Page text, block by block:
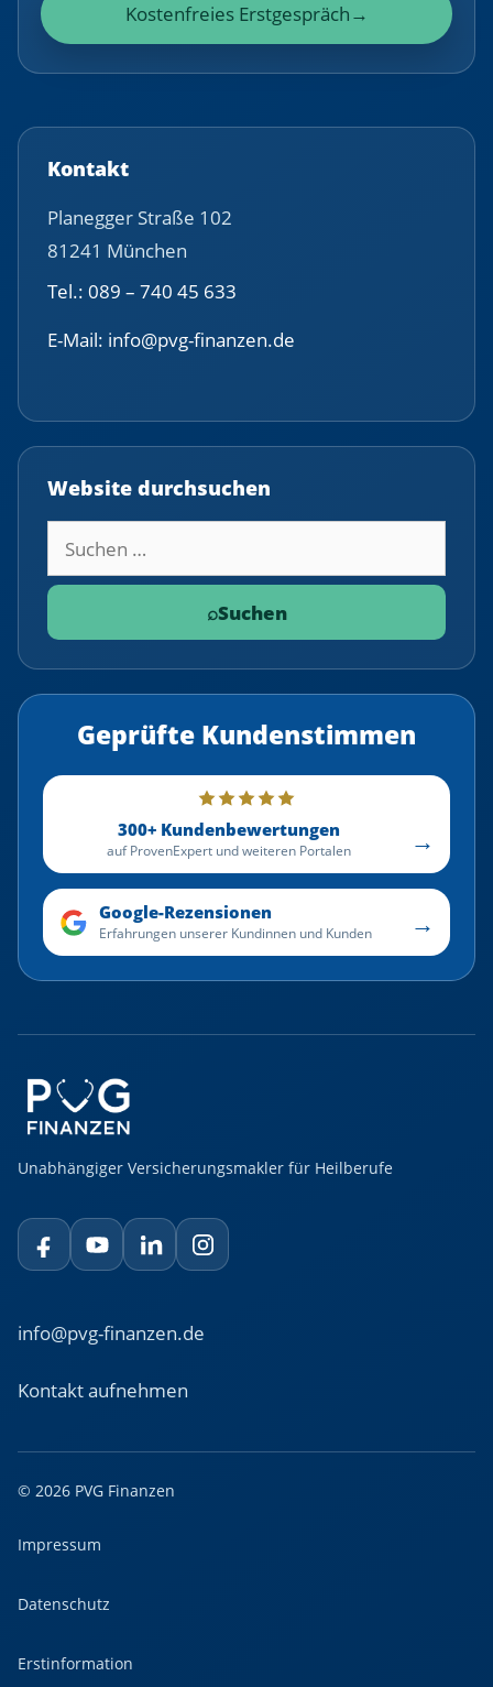
Kostenfreies Erstgespräch→
Kontakt
Planegger Straße 102
81241 München
Tel.: 089 – 740 45 633
E-Mail: info@pvg-finanzen.de
Website durchsuchen
⌕Suchen
Geprüfte Kundenstimmen
300+ Kundenbewertungen
auf ProvenExpert und weiteren Portalen →
Google-Rezensionen
Erfahrungen unserer Kundinnen und Kunden →
Unabhängiger Versicherungsmakler für Heilberufe
info@pvg-finanzen.de
Kontakt aufnehmen
© 2026 PVG Finanzen
Impressum
Datenschutz
Erstinformation